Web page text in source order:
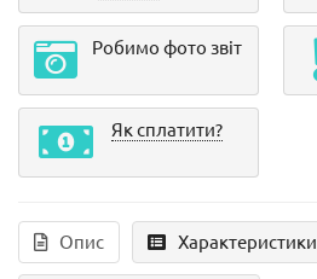
Робимо фото звіт
Як сплатити?
Опис Характеристики